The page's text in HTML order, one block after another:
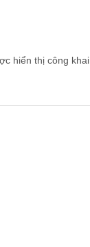
hiển thị công khai.